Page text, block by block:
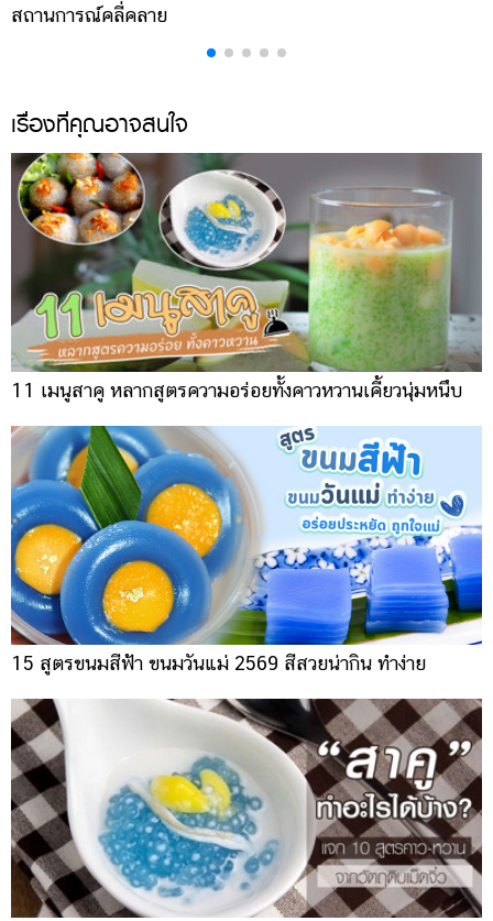
สถานการณ์คลี่คลาย
เรื่องที่คุณอาจสนใจ
11 เมนูสาคู หลากสูตรความอร่อยทั้งคาวหวานเคี้ยวนุ่มหนึบ
15 สูตรขนมสีฟ้า ขนมวันแม่ 2569 สีสวยน่ากิน ทำง่าย